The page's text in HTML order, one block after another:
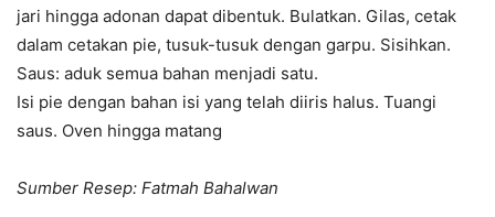
jari hingga adonan dapat dibentuk. Bulatkan. Gilas, cetak
dalam cetakan pie, tusuk-tusuk dengan garpu. Sisihkan.
Saus: aduk semua bahan menjadi satu.
Isi pie dengan bahan isi yang telah diiris halus. Tuangi
saus. Oven hingga matang
Sumber Resep: Fatmah Bahalwan